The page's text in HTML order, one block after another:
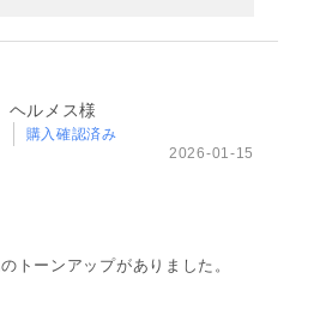
ヘルメス様
購入確認済み
2026-01-15
トーンアップがありました。